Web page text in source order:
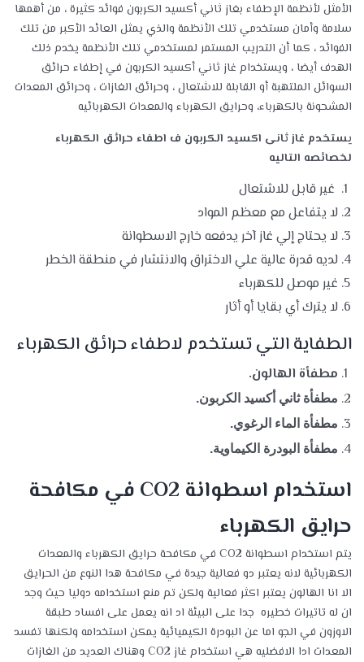
الأمثل لأنظمة الإطفاء بغاز ثاني أكسيد الكربون فوائد كثيرة ، من أهمها
سلامة وأمان مستخدمي تلك الأنظمة والذي يمثل العائد الأكبر من تلك
الفوائد ، كما أن التدريب المستمر لمستخدمي تلك الأنظمة يخدم ذلك
الهدف أيضا ، ويستخدام غاز ثاني أكسيد الكربون في إطفاء حرائق
السوائل الملتهبة أو القابلة للاشتعال ، وحرائق الغازات ، وحرائق المعدات
المشحونة بالكهرباء، وحرايق الكهرباء والمعدات الكهربائيه
يستخدم غاز ثانى اكسيد الكربون ف اطفاء حرائق الكهرباء
لخصائصه التاليه
غير قابل للاشتعال
لا يتفاعل مع معظم المواد
لا يحتاج إلي غاز آخر يدفعه خارج الاسطوانة
لديه قدرة عالية علي الاختراق والانتشار في منطقة الخطر
غير موصل للكهرباء
لا يترك أي بقايا أو أثار
الطفاية التي تستخدم لاطفاء حرائق الكهرباء
مطفأة الهالون.
مطفأة ثاني أكسيد الكربون.
مطفأة الماء الرغوي.
مطفأة البودرة الكيماوية.
استخدام اسطوانة CO2 في مكافحة
حرايق الكهرباء
يتم استخدام اسطوانة CO2 في مكافحة حرايق الكهرباء والمعدات
الكهربائية لانه يعتبر دو فعالية جيدة في مكافحة هدا النوع من الحرايق
الا انا الهالون يعتبر اكثر فعالية ولكن تم منع استخدامه دوليا حيث وجد
ان له تاتيرات خطيره جدا على البيئة اد انه يعمل على افساد طبقة
الاوزون في الجو اما عن البودرة الكيميائية يمكن استخدامه ولكنها تفسد
المعدات ادا الافضليه هي استخدام غاز CO2 وهناك العديد من الغازات